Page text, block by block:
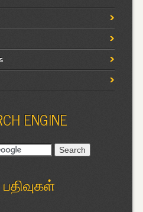
ENGINE